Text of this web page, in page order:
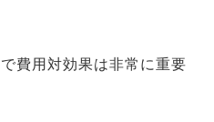
費用対効果は非常に重要